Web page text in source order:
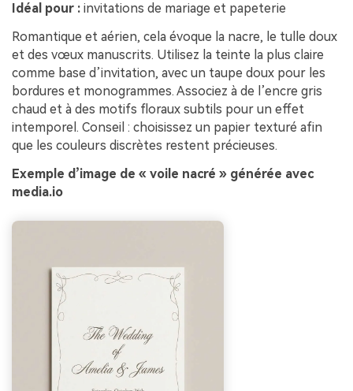
Idéal pour : invitations de mariage et papeterie
Romantique et aérien, cela évoque la nacre, le tulle doux
et des vœux manuscrits. Utilisez la teinte la plus claire
comme base d’invitation, avec un taupe doux pour les
bordures et monogrammes. Associez à de l’encre gris
chaud et à des motifs floraux subtils pour un effet
intemporel. Conseil : choisissez un papier texturé afin
que les couleurs discrètes restent précieuses.
Exemple d’image de « voile nacré » générée avec
media.io